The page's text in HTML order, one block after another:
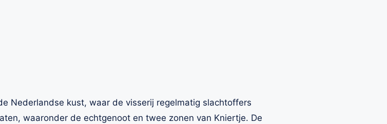
Nederlandse kust, waar de visserij regelmatig slachtoffers
waaronder de echtgenoot en twee zonen van Kniertje. De